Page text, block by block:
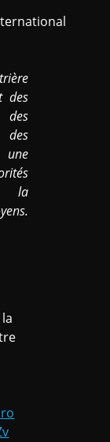
des
des
la